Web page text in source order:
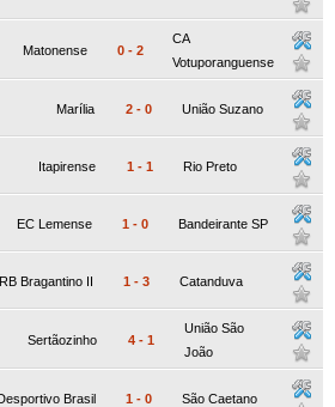
Matonense 0 - 2
CA
Votuporanguense
Marília 2 - 0 União Suzano
Itapirense 1 - 1 Rio Preto
EC Lemense 1 - 0 Bandeirante SP
RB Bragantino II 1 - 3 Catanduva
Sertãozinho 4 - 1
União São
João
Brasil 1 - 0 São Caetano